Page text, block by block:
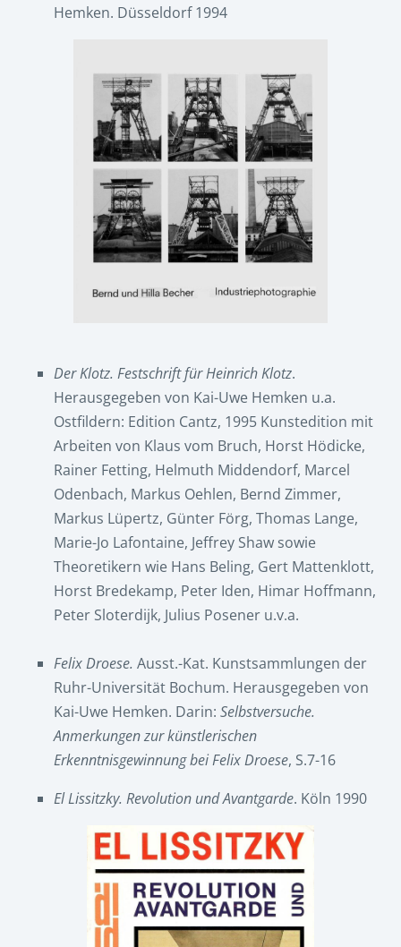
Hemken. Düsseldorf 1994
Der Klotz. Festschrift für Heinrich Klotz.
Herausgegeben von Kai-Uwe Hemken u.a.
Ostfildern: Edition Cantz, 1995 Kunstedition mit
Arbeiten von Klaus vom Bruch, Horst Hödicke,
Rainer Fetting, Helmuth Middendorf, Marcel
Odenbach, Markus Oehlen, Bernd Zimmer,
Markus Lüpertz, Günter Förg, Thomas Lange,
Marie-Jo Lafontaine, Jeffrey Shaw sowie
Theoretikern wie Hans Beling, Gert Mattenklott,
Horst Bredekamp, Peter Iden, Himar Hoffmann,
Peter Sloterdijk, Julius Posener u.v.a.
Felix Droese. Ausst.-Kat. Kunstsammlungen der
Ruhr-Universität Bochum. Herausgegeben von
Kai-Uwe Hemken. Darin: Selbstversuche.
Anmerkungen zur künstlerischen
Erkenntnisgewinnung bei Felix Droese, S.7-16
El Lissitzky. Revolution und Avantgarde. Köln 1990